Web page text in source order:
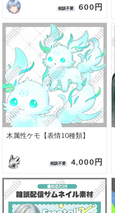
相談不要 600円
木属性ケモ【表情10種類】
相談不要 4,000円